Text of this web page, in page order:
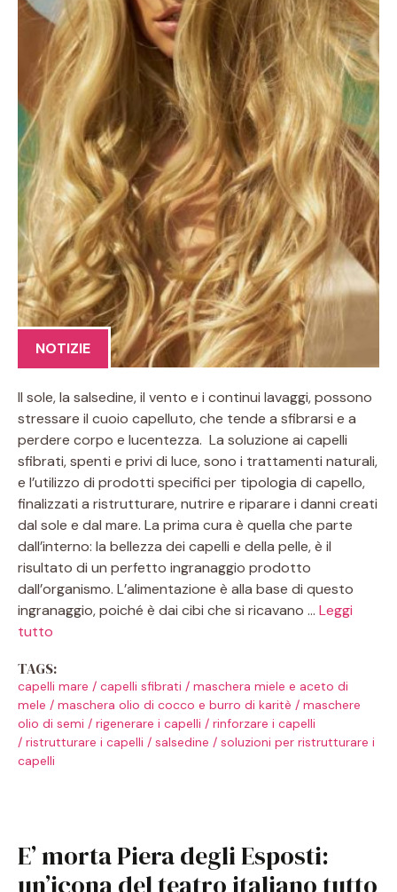
NOTIZIE
Il sole, la salsedine, il vento e i continui lavaggi, possono
stressare il cuoio capelluto, che tende a sfibrarsi e a
perdere corpo e lucentezza. La soluzione ai capelli
sfibrati, spenti e privi di luce, sono i trattamenti naturali,
e l’utilizzo di prodotti specifici per tipologia di capello,
finalizzati a ristrutturare, nutrire e riparare i danni creati
dal sole e dal mare. La prima cura è quella che parte
dall’interno: la bellezza dei capelli e della pelle, è il
risultato di un perfetto ingranaggio prodotto
dall’organismo. L’alimentazione è alla base di questo
ingranaggio, poiché è dai cibi che si ricavano … Leggi
tutto
TAGS:
capelli mare / capelli sfibrati / maschera miele e aceto di
mele / maschera olio di cocco e burro di karitè / maschere
olio di semi / rigenerare i capelli / rinforzare i capelli
/ ristrutturare i capelli / salsedine / soluzioni per ristrutturare i
capelli
E’ morta Piera degli Esposti:
un’icona del teatro italiano tutto